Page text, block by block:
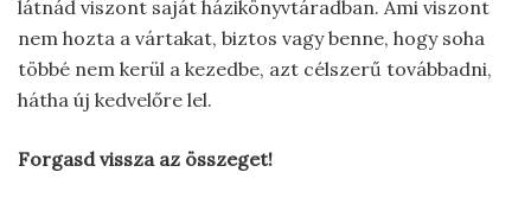
látnád viszont saját házikönyvtáradban. Ami viszont
nem hozta a vártakat, biztos vagy benne, hogy soha
többé nem kerül a kezedbe, azt célszerű továbbadni,
hátha új kedvelőre lel.
Forgasd vissza az összeget!